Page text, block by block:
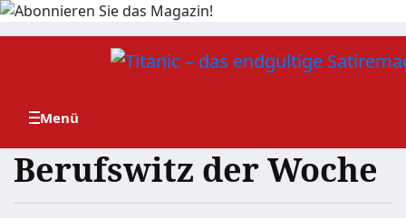
Zum
Berufswitz der Woche